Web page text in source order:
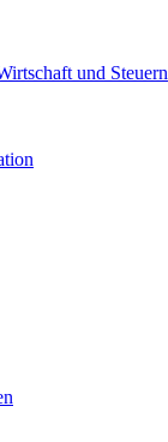
und Steuern